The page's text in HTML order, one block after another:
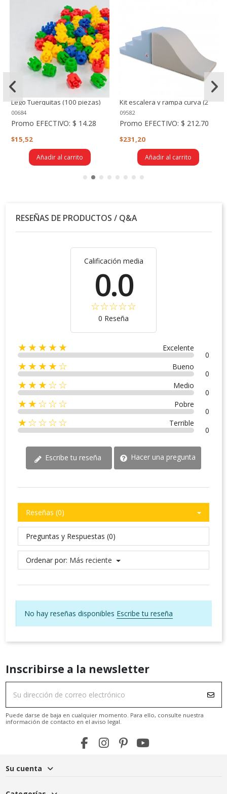
Lego Tuerquitas (100 piezas)
00684
Promo EFECTIVO: $ 14.28
$15,52
Añadir al carrito
Kit escalera y rampa curva (2
piezas) - Medium
09582
Promo EFECTIVO: $ 212.70
$231,20
Añadir al carrito
RESEÑAS DE PRODUCTOS / Q&A
Calificación media
0.0
0 Reseña
★★★★★ Excelente
0
★★★★☆ Bueno
0
★★★☆☆ Medio
0
★★☆☆☆ Pobre
0
★☆☆☆☆ Terrible
0
Escribe tu reseña Hacer una pregunta
Reseñas (0)
Preguntas y Respuestas (0)
Ordenar por: Más reciente
No hay reseñas disponibles Escribe tu reseña
Inscribirse a la newsletter
Puede darse de baja en cualquier momento. Para ello, consulte nuestra
información de contacto en el aviso legal.
Su cuenta